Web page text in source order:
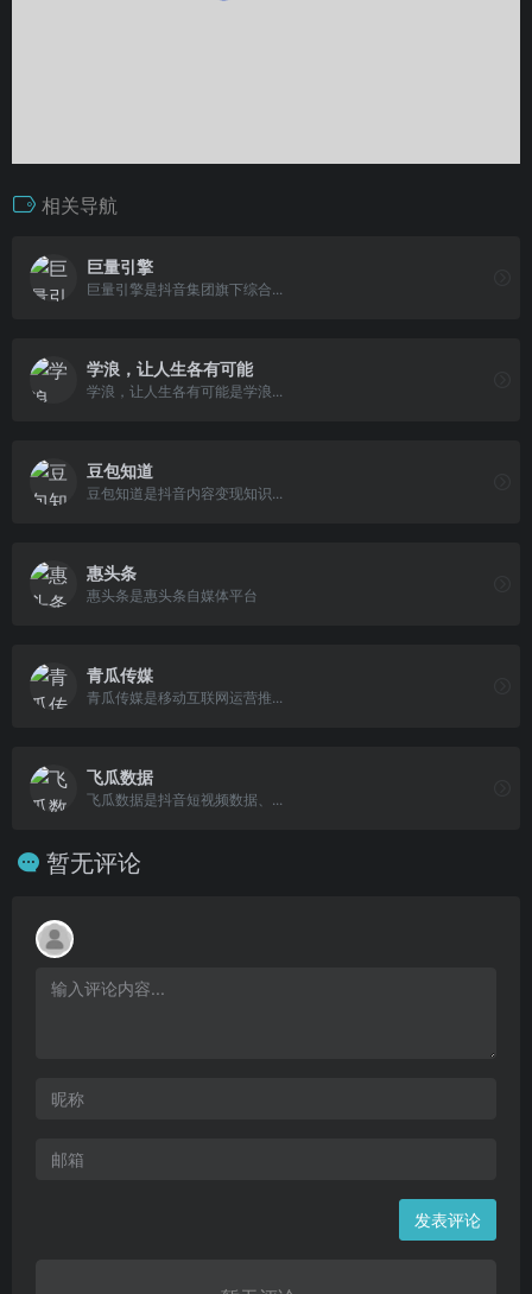
相关导航
巨量引擎
巨量引擎是抖音集团旗下综合...
学浪，让人生各有可能
学浪，让人生各有可能是学浪...
豆包知道
豆包知道是抖音内容变现知识...
惠头条
惠头条是惠头条自媒体平台
青瓜传媒
青瓜传媒是移动互联网运营推...
飞瓜数据
飞瓜数据是抖音短视频数据、...
暂无评论
发表评论